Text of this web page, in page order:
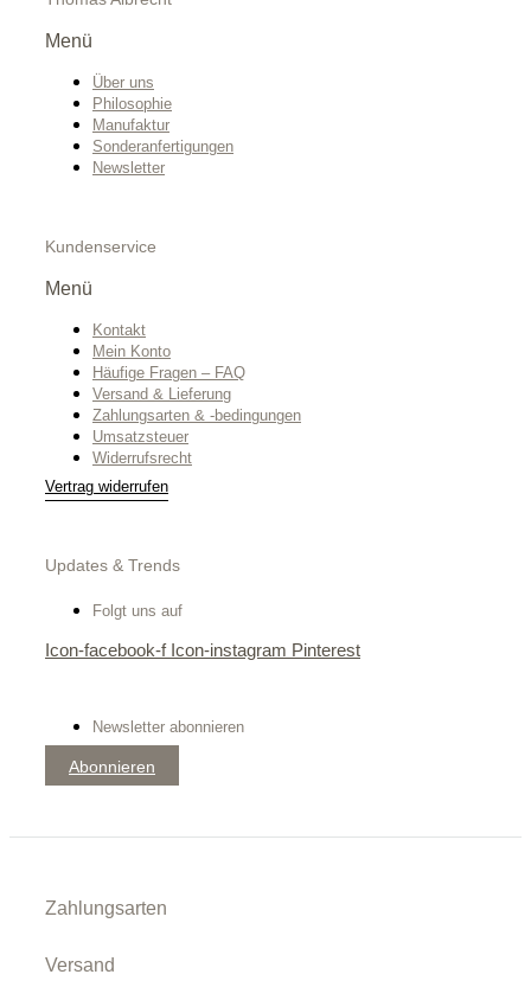
Menü
Über uns
Philosophie
Manufaktur
Sonderanfertigungen
Newsletter
Kundenservice
Menü
Kontakt
Mein Konto
Häufige Fragen – FAQ
Versand & Lieferung
Zahlungsarten & -bedingungen
Umsatzsteuer
Widerrufsrecht
Vertrag widerrufen
Updates & Trends
Folgt uns auf
Icon-facebook-f Icon-instagram Pinterest
Newsletter abonnieren
Abonnieren
Zahlungsarten
Versand